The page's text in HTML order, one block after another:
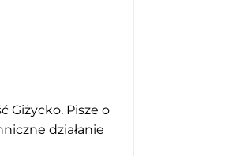
Giżycko. Pisze o
działanie